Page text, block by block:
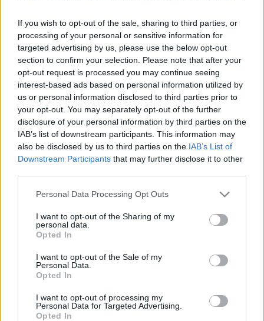
If you wish to opt-out of the sale, sharing to third parties, or
processing of your personal or sensitive information for
targeted advertising by us, please use the below opt-out
section to confirm your selection. Please note that after your
opt-out request is processed you may continue seeing
interest-based ads based on personal information utilized by
us or personal information disclosed to third parties prior to
your opt-out. You may separately opt-out of the further
disclosure of your personal information by third parties on the
IAB’s list of downstream participants. This information may
also be disclosed by us to third parties on the IAB’s List of
Downstream Participants that may further disclose it to other
Please note that this website/app uses one or more Google
not limited to your visit or usage behaviour. You may click to
grant or deny consent to Google and its third-party tags to
use your data for below specified purposes in below Google
consent section.
Personal Data Processing Opt Outs
I want to opt-out of the Sharing of my
personal data.
Opted In
I want to opt-out of the Sale of my
Personal Data.
Opted In
I want to opt-out of processing my
Personal Data for Targeted Advertising.
Opted In
Hallgasd műsorainkat többek között
Soundcloudon, YouTube-on, YouTube Music-on,
Apple Podcasts-en és Spotify-on! Ha pedig
premier előtt szeretnél hozzáférni az
epizódokhoz, támogass minket a Patreonon!
Kattints, és válassz platformot!